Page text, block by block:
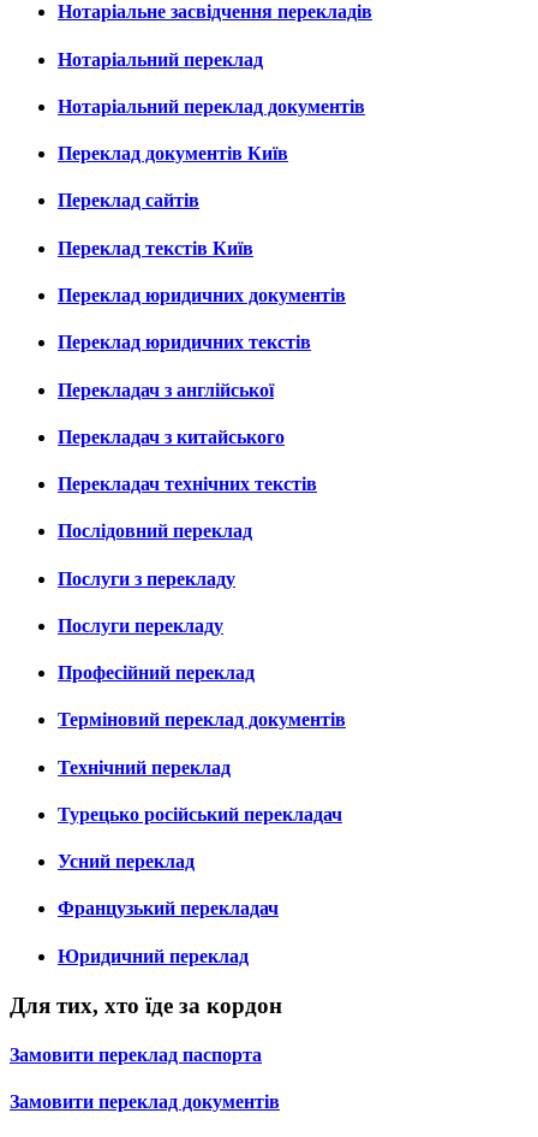
Нотаріальне засвідчення перекладів
Нотаріальний переклад
Нотаріальний переклад документів
Переклад документів Київ
Переклад сайтів
Переклад текстів Київ
Переклад юридичних документів
Переклад юридичних текстів
Перекладач з англійської
Перекладач з китайського
Перекладач технічних текстів
Послідовний переклад
Послуги з перекладу
Послуги перекладу
Професійний переклад
Терміновий переклад документів
Технічний переклад
Турецько російський перекладач
Усний переклад
Французький перекладач
Юридичний переклад
Для тих, хто їде за кордон
Замовити переклад паспорта
Замовити переклад документів